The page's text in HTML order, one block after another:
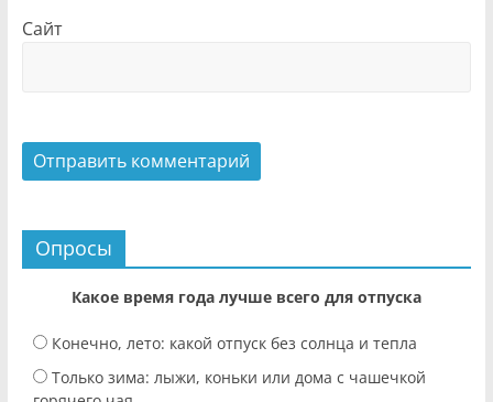
Сайт
Опросы
Какое время года лучше всего для отпуска
Конечно, лето: какой отпуск без солнца и тепла
Только зима: лыжи, коньки или дома с чашечкой